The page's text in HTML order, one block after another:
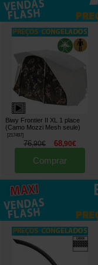
Biwy Frontier II XL 1 place
(Camo Mozzi Mesh seule)
217497]
76,90€ 68,90€
Comprar